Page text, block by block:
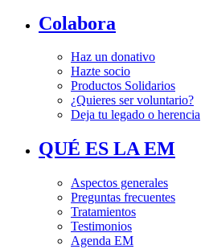
Colabora
Haz un donativo
Hazte socio
Productos Solidarios
¿Quieres ser voluntario?
Deja tu legado o herencia
QUÉ ES LA EM
Aspectos generales
Preguntas frecuentes
Tratamientos
Testimonios
Agenda EM